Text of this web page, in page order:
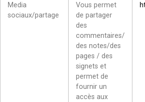
Media
sociaux/partage
Vous permet
de partager
des
commentaires/
des notes/des
pages / des
signets et
permet de
fournir un
accès aux